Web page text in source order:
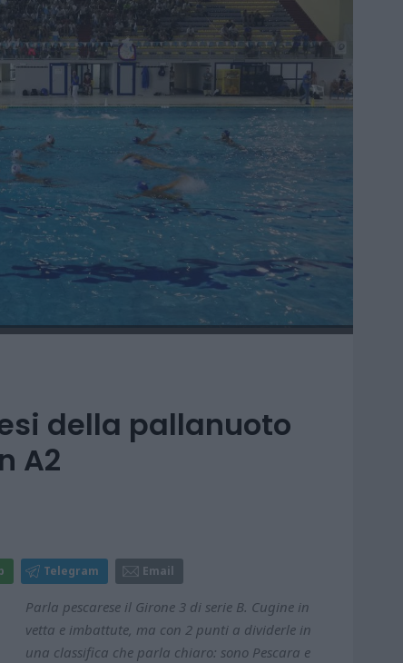
della pallanuoto
A2
Telegram Email
Parla pescarese il Girone 3 di serie B. Cugine in
vetta e imbattute, ma con 2 punti a dividerle in
una classifica che parla chiaro: sono Pescara e